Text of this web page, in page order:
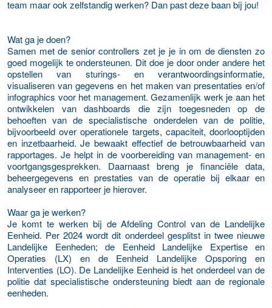
team maar ook zelfstandig werken? Dan past deze baan bij jou!
Wat ga je doen?
Samen met de senior controllers zet je je in om de diensten zo
goed mogelijk te ondersteunen. Dit doe je door onder andere het
opstellen van sturings- en verantwoordingsinformatie,
visualiseren van gegevens en het maken van presentaties en/of
infographics voor het management. Gezamenlijk werk je aan het
ontwikkelen van dashboards die zijn toegesneden op de
behoeften van de specialistische onderdelen van de politie,
bijvoorbeeld over operationele targets, capaciteit, doorlooptijden
en inzetbaarheid. Je bewaakt effectief de betrouwbaarheid van
rapportages. Je helpt in de voorbereiding van management- en
voortgangsgesprekken. Daarnaast breng je financiële data,
beheergegevens en prestaties van de operatie bij elkaar en
analyseer en rapporteer je hierover.
Waar ga je werken?
Je komt te werken bij de Afdeling Control van de Landelijke
Eenheid. Per 2024 wordt dit onderdeel gesplitst in twee nieuwe
Landelijke Eenheden; de Eenheid Landelijke Expertise en
Operaties (LX) en de Eenheid Landelijke Opsporing en
Interventies (LO). De Landelijke Eenheid is het onderdeel van de
politie dat specialistische ondersteuning biedt aan de regionale
eenheden.